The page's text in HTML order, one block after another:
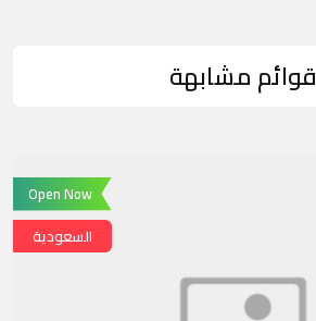
قوائم مشابهة
Open Now
السعودية